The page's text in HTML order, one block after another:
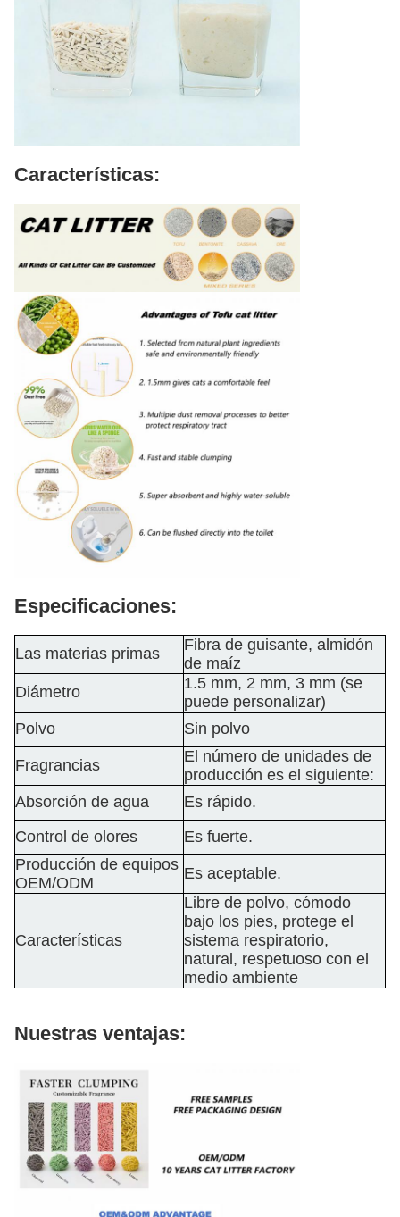
Características:
Especificaciones:
Las materias primas
Fibra de guisante, almidón
de maíz
Diámetro
1.5 mm, 2 mm, 3 mm (se
puede personalizar)
Polvo
Sin polvo
Fragrancias
El número de unidades de
producción es el siguiente:
Absorción de agua
Es rápido.
Control de olores
Es fuerte.
Producción de equipos
OEM/ODM
Es aceptable.
Características
Libre de polvo, cómodo
bajo los pies, protege el
sistema respiratorio,
natural, respetuoso con el
medio ambiente
Nuestras ventajas: